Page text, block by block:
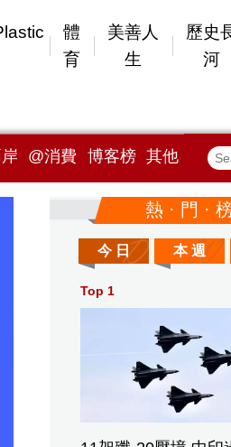
體
育
美善人
生
歷史
河
@消費 博客榜 其他
熱 · 門 ·
今 日 本 週
Top 1